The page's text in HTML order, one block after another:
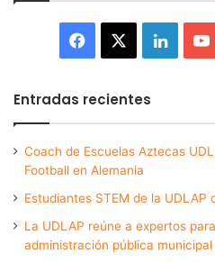
Facebook
Entradas recientes
Coach de Escuelas Aztecas
Football en Alemania
Estudiantes STEM de la
La UDLAP reúne a expertos
administración pública municipal